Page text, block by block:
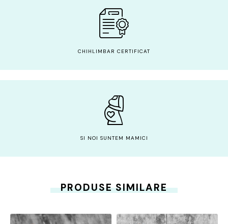
CHIHLIMBAR CERTIFICAT
SI NOI SUNTEM MAMICI
PRODUSE SIMILARE